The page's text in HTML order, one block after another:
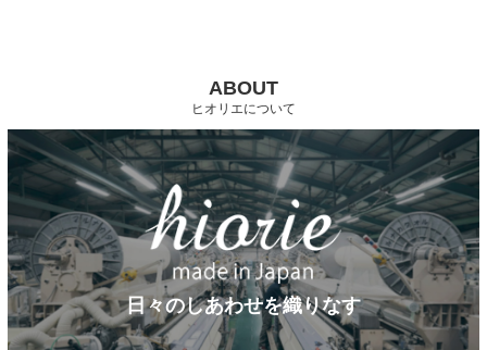
ABOUT
ヒオリエについて
日々のしあわせを織りなす